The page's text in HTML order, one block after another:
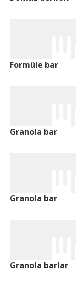
Formüle bar
Granola bar
Granola bar
Granola barlar